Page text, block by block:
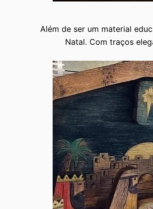
Além de ser um material
Natal. Com traços